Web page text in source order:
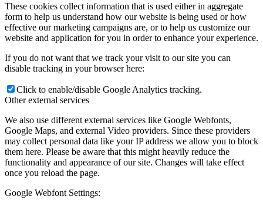
These cookies collect information that is used either in aggregate
form to help us understand how our website is being used or how
effective our marketing campaigns are, or to help us customize our
website and application for you in order to enhance your experience.
If you do not want that we track your visit to our site you can
disable tracking in your browser here:
Click to enable/disable Google Analytics tracking.
Other external services
We also use different external services like Google Webfonts,
Google Maps, and external Video providers. Since these providers
may collect personal data like your IP address we allow you to block
them here. Please be aware that this might heavily reduce the
functionality and appearance of our site. Changes will take effect
once you reload the page.
Google Webfont Settings: